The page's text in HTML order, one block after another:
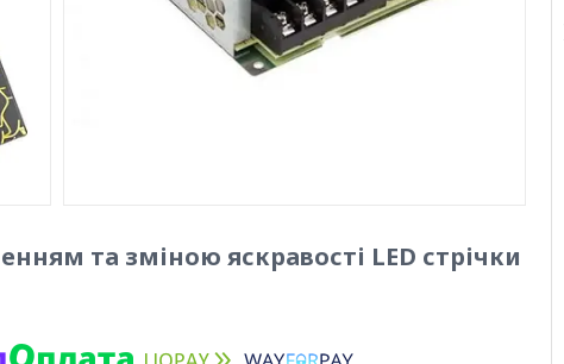
та зміною яскравості LED стрічки